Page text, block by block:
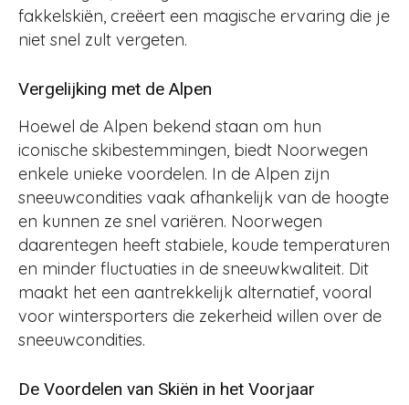
fakkelskiën, creëert een magische ervaring die je
niet snel zult vergeten.
Vergelijking met de Alpen
Hoewel de Alpen bekend staan om hun
iconische skibestemmingen, biedt Noorwegen
enkele unieke voordelen. In de Alpen zijn
sneeuwcondities vaak afhankelijk van de hoogte
en kunnen ze snel variëren. Noorwegen
daarentegen heeft stabiele, koude temperaturen
en minder fluctuaties in de sneeuwkwaliteit. Dit
maakt het een aantrekkelijk alternatief, vooral
voor wintersporters die zekerheid willen over de
sneeuwcondities​​.
De Voordelen van Skiën in het Voorjaar